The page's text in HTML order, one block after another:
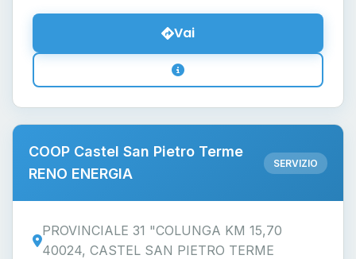
Vai
COOP Castel San Pietro Terme
RENO ENERGIA
SERVIZIO
PROVINCIALE 31 "COLUNGA KM 15,70
40024, CASTEL SAN PIETRO TERME